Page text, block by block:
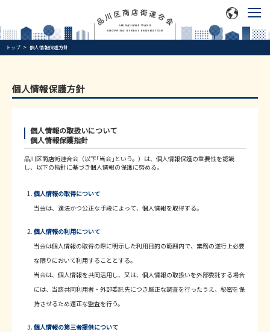
トップ 個人情報保護方針
個人情報保護方針
個人情報の取扱いについて
個人情報保護指針
品川区商店街連合会（以下｢当会｣という。）は、個人情報保護の重要性を認識
し、以下の指針に基づき個人情報の保護に努める。
個人情報の取得について
当会は、適法かつ公正な手段によって、個人情報を取得する。
個人情報の利用について
当会は個人情報の取得の際に明示した利用目的の範囲内で、業務の遂行上必要
な限りにおいて利用することとする。
当会は、個人情報を共同活用し、又は、個人情報の取扱いを外部委託する場合
には、当該共同利用者・外部委託先につき厳正な調査を行ったうえ、秘密を保
持させるため適正な監査を行う。
個人情報の第三者提供について